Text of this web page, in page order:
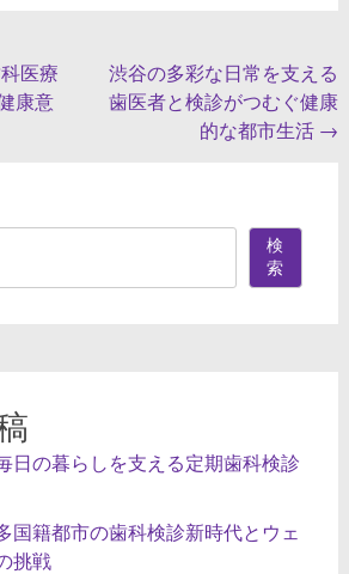
医療
康意
渋谷の多彩な日常を支える
歯医者と検診がつむぐ健康
的な都市生活 →
検
索
日の暮らしを支える定期歯科検診
国籍都市の歯科検診新時代とウェ
挑戦